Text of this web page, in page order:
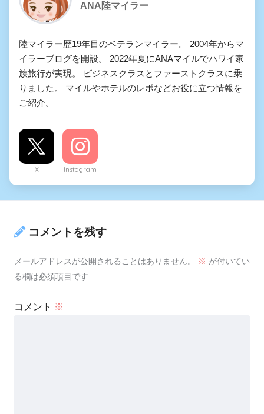
ANA陸マイラー
陸マイラー歴19年目のベテランマイラー。 2004年からマ
イラーブログを開設。 2022年夏にANAマイルでハワイ家
族旅行が実現。 ビジネスクラスとファーストクラスに乗
りました。 マイルやホテルのレポなどお役に立つ情報を
ご紹介。
X Instagram
コメントを残す
メールアドレスが公開されることはありません。 ※ が付いてい
る欄は必須項目です
コメント ※